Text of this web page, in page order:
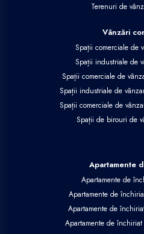
Terenuri de
Vânzări
Spații comerciale de
Spații industriale de
Spații comerciale de
Spații industriale de
Spații comerciale de
Spații de birouri de
Apartamente
Apartamente de
Apartamente de
Apartamente de
Apartamente de